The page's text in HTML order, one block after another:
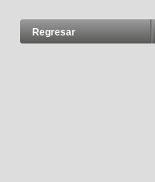
Regresar